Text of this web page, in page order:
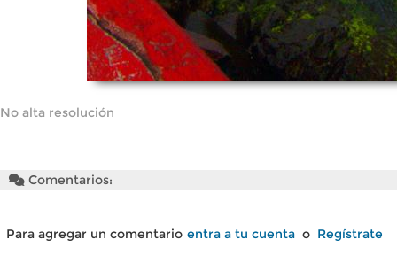
No alta resolución
Comentarios:
Para agregar un comentario entra a tu cuenta o Regístrate